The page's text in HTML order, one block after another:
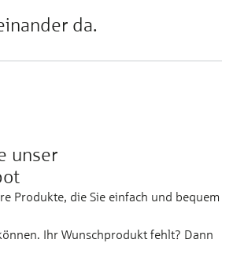
da.
unser
Produkte, die Sie einfach und bequem
Ihr Wunschprodukt fehlt? Dann